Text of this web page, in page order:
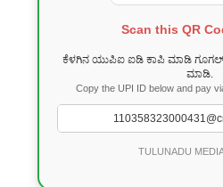
Scan this QR
ಕೆಳಗಿನ ಯುಪಿಐ ಐಡಿ ಕಾಪಿ ಮಾಡಿ
ಮಾಡಿ.
Copy the UPI ID below and pay
TULUNADU